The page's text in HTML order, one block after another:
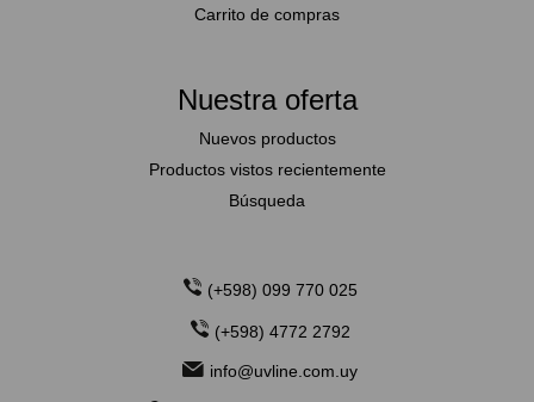
Carrito de compras
Nuestra oferta
Nuevos productos
Productos vistos recientemente
Búsqueda
(+598) 099 770 025
(+598) 4772 2792
info@uvline.com.uy